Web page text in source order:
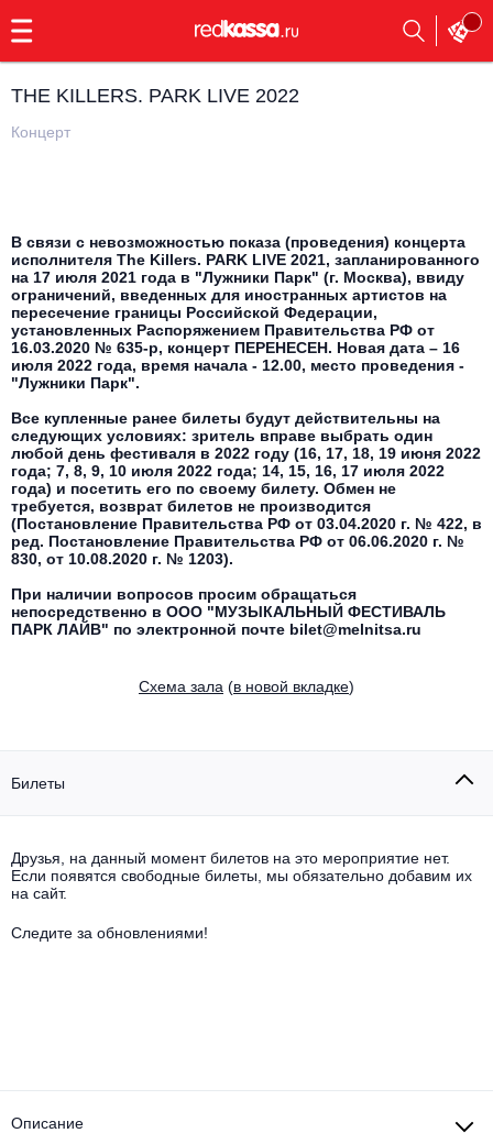
Как купить
Контакты
Выбрать другой город
23:00
Заказать
обратный
Электронная музыка
Rap, hip-hop, RnB
Концерты на теплоходе
Поп и эстрада
Альтернатива
Классическая музыка
Джаз и блюз
Рок
Шансон, романс, авторская песня
Все события
Все события
Опера
Известные актёры
Творческий вечер
Мюзикл, оперетта
Драма
Спектакль
Все события
Другое для детей
Детский концерт
Детский спектакль
Все события
Все события
THE KILLERS. PARK LIVE 2022
Концерт
В связи с невозможностью показа (проведения) концерта
исполнителя The Killers. PARK LIVE 2021, запланированного
на 17 июля 2021 года в "Лужники Парк" (г. Москва), ввиду
ограничений, введенных для иностранных артистов на
пересечение границы Российской Федерации,
установленных Распоряжением Правительства РФ от
16.03.2020 № 635-р, концерт ПЕРЕНЕСЕН. Новая дата – 16
июля 2022 года, время начала - 12.00, место проведения -
"Лужники Парк".
Все купленные ранее билеты будут действительны на
следующих условиях: зритель вправе выбрать один
любой день фестиваля в 2022 году (16, 17, 18, 19 июня 2022
года; 7, 8, 9, 10 июля 2022 года; 14, 15, 16, 17 июля 2022
года) и посетить его по своему билету. Обмен не
требуется, возврат билетов не производится
(Постановление Правительства РФ от 03.04.2020 г. № 422, в
ред. Постановление Правительства РФ от 06.06.2020 г. №
830, от 10.08.2020 г. № 1203).
При наличии вопросов просим обращаться
непосредственно в ООО "МУЗЫКАЛЬНЫЙ ФЕСТИВАЛЬ
ПАРК ЛАЙВ" по электронной почте bilet@melnitsa.ru
Cхема зала (в новой вкладке)
Билеты
Друзья, на данный момент билетов на это мероприятие нет.
Если появятся свободные билеты, мы обязательно добавим их
на сайт.
Следите за обновлениями!
Описание